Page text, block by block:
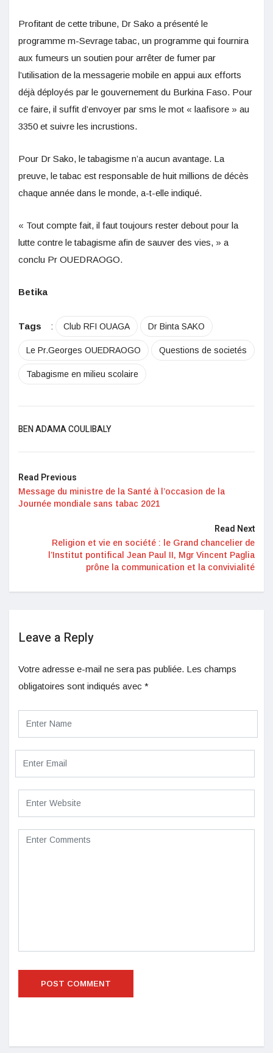
Profitant de cette tribune, Dr Sako a présenté le
programme m-Sevrage tabac, un programme qui fournira
aux fumeurs un soutien pour arrêter de fumer par
l’utilisation de la messagerie mobile en appui aux efforts
déjà déployés par le gouvernement du Burkina Faso. Pour
ce faire, il suffit d’envoyer par sms le mot « laafisore » au
3350 et suivre les incrustions.
Pour Dr Sako, le tabagisme n’a aucun avantage. La
preuve, le tabac est responsable de huit millions de décès
chaque année dans le monde, a-t-elle indiqué.
« Tout compte fait, il faut toujours rester debout pour la
lutte contre le tabagisme afin de sauver des vies, » a
conclu Pr OUEDRAOGO.
Betika
Tags : Club RFI OUAGA Dr Binta SAKO
Le Pr.Georges OUEDRAOGO Questions de societés
Tabagisme en milieu scolaire
BEN ADAMA COULIBALY
Read Previous
Message du ministre de la Santé à l’occasion de la
Journée mondiale sans tabac 2021
Read Next
Religion et vie en société : le Grand chancelier de
l’Institut pontifical Jean Paul II, Mgr Vincent Paglia
prône la communication et la convivialité
Leave a Reply
Votre adresse e-mail ne sera pas publiée. Les champs
obligatoires sont indiqués avec *